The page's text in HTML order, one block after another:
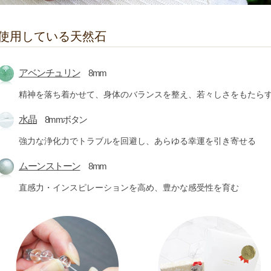
用している天然石
アベンチュリン8mm
精神を落ち着かせて、身体のバランスを整え、若々しさをもたら
水晶8mmボタン
強力な浄化力でトラブルを回避し、あらゆる幸運を引き寄せる
ムーンストーン8mm
直感力・インスピレーションを高め、豊かな感受性を育む